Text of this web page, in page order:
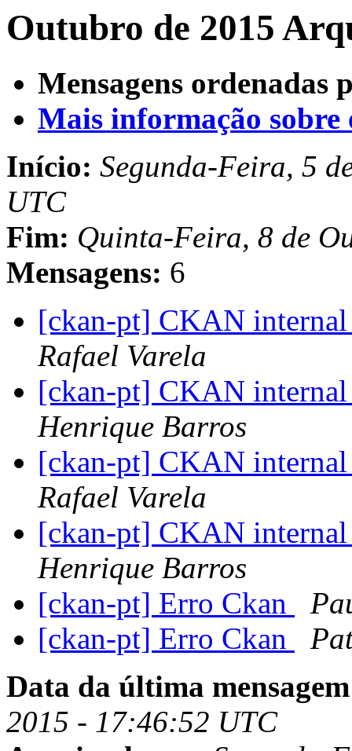
Outubro de 2015
Mensagens ordenadas
Mais informação sobre
Início: Segunda-Feira, 5
UTC
Fim: Quinta-Feira, 8 de
Mensagens: 6
[ckan-pt] CKAN
Rafael Varela
[ckan-pt] CKAN
Henrique Barros
[ckan-pt] CKAN
Rafael Varela
[ckan-pt] CKAN
Henrique Barros
[ckan-pt] Erro Ckan
[ckan-pt] Erro Ckan
Data da última
2015 - 17:46:52 UTC